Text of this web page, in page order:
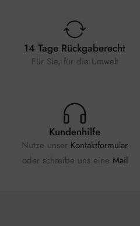
14 Tage Rückgaberecht
Für Sie, für die Umwelt
Kundenhilfe
Nutze unser Kontaktformular
oder schreibe uns eine Mail